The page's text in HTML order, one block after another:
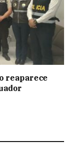
reaparece